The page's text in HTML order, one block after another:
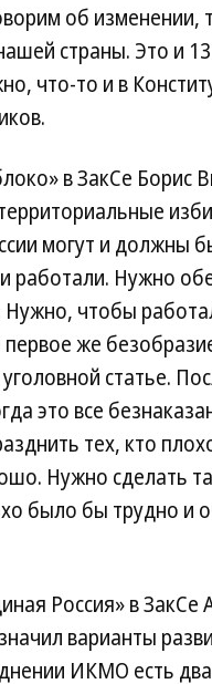
об изменении,
страны. Это и
что-то и в
в ЗакСе Борис
могут и
работали. Нужно
чтобы
же
статье.
это все
тех, кто
Нужно сделать
было бы трудно и
Россия» в ЗакСе
варианты
ИКМО есть